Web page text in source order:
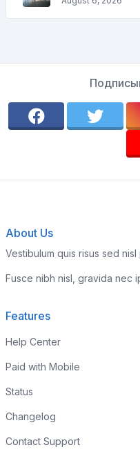
About Us
Vestibulum quis risus sed
Fusce nibh nisl, gravida nec
Features
Help Center
Paid with Mobile
Status
Changelog
Contact Support